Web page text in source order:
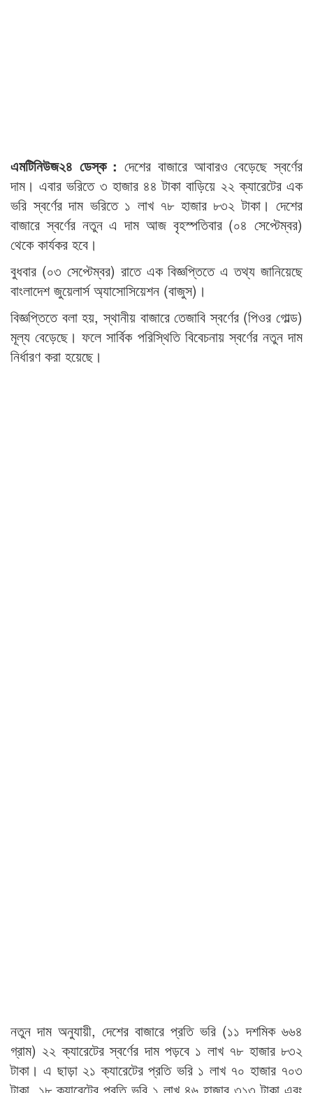
এমটিনিউজ২৪ ডেস্ক :দেশের বাজারে আবারও বেড়েছে স্বর্ণের
দাম। এবার ভরিতে ৩ হাজার ৪৪ টাকা বাড়িয়ে ২২ ক্যারেটের এক
ভরি স্বর্ণের দাম ভরিতে ১ লাখ ৭৮ হাজার ৮৩২ টাকা। দেশের
বাজারে স্বর্ণের নতুন এ দাম আজ বৃহস্পতিবার (০৪ সেপ্টেম্বর)
থেকে কার্যকর হবে।
বুধবার (০৩ সেপ্টেম্বর) রাতে এক বিজ্ঞপ্তিতে এ তথ্য জানিয়েছে
বাংলাদেশ জুয়েলার্স অ্যাসোসিয়েশন (বাজুস)।
বিজ্ঞপ্তিতে বলা হয়, স্থানীয় বাজারে তেজাবি স্বর্ণের (পিওর গোল্ড)
মূল্য বেড়েছে। ফলে সার্বিক পরিস্থিতি বিবেচনায় স্বর্ণের নতুন দাম
নির্ধারণ করা হয়েছে।
নতুন দাম অনুযায়ী, দেশের বাজারে প্রতি ভরি (১১ দশমিক ৬৬৪
গ্রাম) ২২ ক্যারেটের স্বর্ণের দাম পড়বে ১ লাখ ৭৮ হাজার ৮৩২
টাকা। এ ছাড়া ২১ ক্যারেটের প্রতি ভরি ১ লাখ ৭০ হাজার ৭০৩